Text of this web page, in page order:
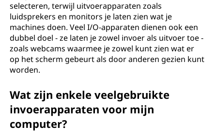
selecteren, terwijl uitvoerapparaten zoals
luidsprekers en monitors je laten zien wat je
machines doen. Veel I/O-apparaten dienen ook een
dubbel doel - ze laten je zowel invoer als uitvoer toe -
zoals webcams waarmee je zowel kunt zien wat er
op het scherm gebeurt als door anderen gezien kunt
worden.
Wat zijn enkele veelgebruikte
invoerapparaten voor mijn
computer?